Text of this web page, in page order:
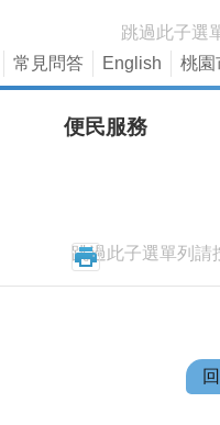
跳過此子選
常見問答 English 桃園
便民服務
跳過此子選單列請